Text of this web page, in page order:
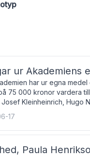
ur Akademiens
har ur egna medel
75 000 kronor vardera
Kleinheinrich, Hugo
Svante Strandberg. Daniel
poet och scenartist. Josef
17
Paula